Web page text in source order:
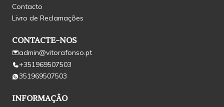
Contacto
Livro de Reclamações
CONTACTE-NOS
admin@vitorafonso.pt
+351969507503
351969507503
INFORMAÇÃO